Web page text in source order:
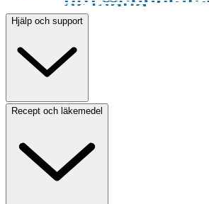
Hjälp och support
Recept och läkemedel